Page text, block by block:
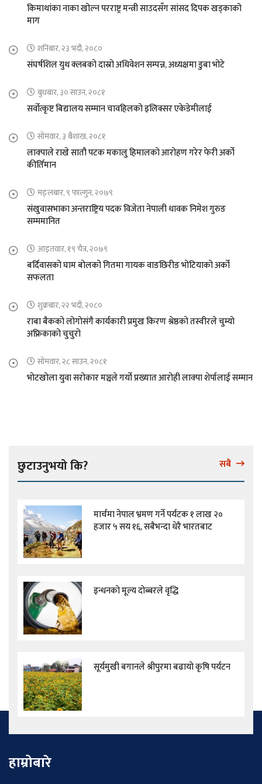
किमाथांका नाका खोल्न परराष्ट्र मन्त्री साउदसँग सांसद दिपक खड्काको
माग
शनिबार, २३ भदौ, २०८०
संघर्षशिल युथ क्लबको दास्रो अधिवेशन सम्पन्न, अध्यक्षमा डुबा भोटे
बुधबार, ३० साउन, २०८१
सर्वोत्कृष्ट बिद्यालय सम्मान चावहिलको इलिक्सर एकेडेमीलाई
सोमवार, ३ बैशाख, २०८१
लाक्पाले राखे सातौ पटक मकालु हिमालको आरोहण गरेर फेरी अर्को
कीर्तिमान
मङ्लबार, ९ फाल्गुन, २०७९
संखुवासभाका अन्तराष्ट्रिय पदक विजेता नेपाली धावक निमेश गुरुङ
सम्ममानित
आइतवार, १९ चैत्र, २०७९
बर्दिवासको घाम बोलको गितमा गायक वाङछिरीङ भोटियाको अर्को
सफलता
शुक्रबार, २२ भदौ, २०८०
राबा बैकको लोगोसंगै कार्यकारी प्रमुख किरण श्रेष्ठको तस्वीरले चुम्यो
अफ्रिकाको चुचुरो
सोमवार, २८ साउन, २०८१
भोटखोला युवा सरोकार मञ्चले गर्यो प्रख्यात आरोही लाक्पा शेर्पालाई सम्मान
छुटाउनुभयो कि? सबै
मार्चमा नेपाल भ्रमण गर्ने पर्यटक १ लाख २०
हजार ५ सय १६, सबैभन्दा धेरै भारतबाट
इन्धनको मूल्य दोब्बरले वृद्धि
सूर्यमुखी बगानले श्रीपुरमा बढायो कृषि पर्यटन
हाम्रोबारे